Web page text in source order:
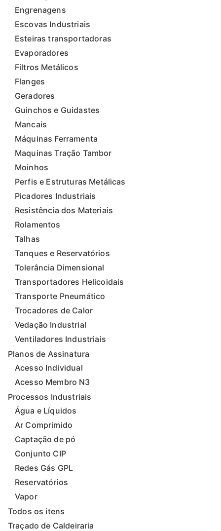
Engrenagens
Escovas Industriais
Esteiras transportadoras
Evaporadores
Filtros Metálicos
Flanges
Geradores
Guinchos e Guidastes
Mancais
Máquinas Ferramenta
Maquinas Tração Tambor
Moinhos
Perfis e Estruturas Metálicas
Picadores Industriais
Resistência dos Materiais
Rolamentos
Talhas
Tanques e Reservatórios
Tolerância Dimensional
Transportadores Helicoidais
Transporte Pneumático
Trocadores de Calor
Vedação Industrial
Ventiladores Industriais
Planos de Assinatura
Acesso Individual
Acesso Membro N3
Processos Industriais
Água e Líquidos
Ar Comprimido
Captação de pó
Conjunto CIP
Redes Gás GPL
Reservatórios
Vapor
Todos os itens
Traçado de Caldeiraria